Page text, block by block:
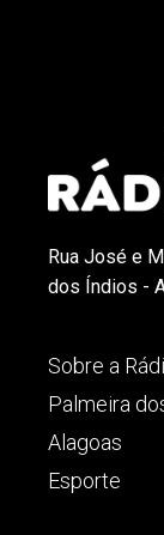
Rua José e
dos Índios -
Sobre a
Palmeira
Alagoas
Esporte